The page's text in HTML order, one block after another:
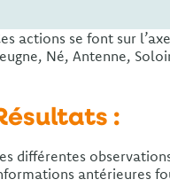
actions se font sur
Né, Antenne,
:
différentes
antérieures